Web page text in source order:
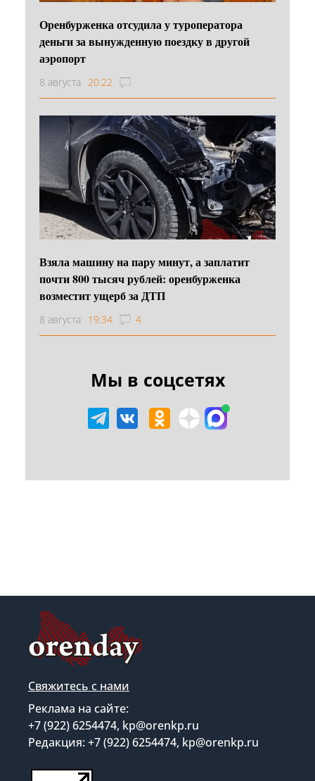
Оренбурженка отсудила у туроператора
деньги за вынужденную поездку в другой
аэропорт
8 августа 20:22
Взяла машину на пару минут, а заплатит
почти 800 тысяч рублей: оренбурженка
возместит ущерб за ДТП
8 августа 19:34 4
Мы в соцсетях
Свяжитесь с нами
Реклама на сайте:
+7 (922) 6254474, kp@orenkp.ru
Редакция: +7 (922) 6254474, kp@orenkp.ru